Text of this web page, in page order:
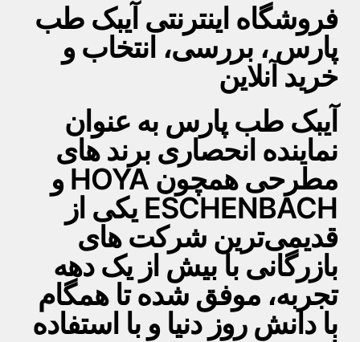
فروشگاه اینترنتی آیبک طب
پارس ، بررسی، انتخاب و
خرید آنلاین
آیبک طب پارس به عنوان
نماینده انحصاری برند های
مطرحی همچون HOYA و
ESCHENBACH یکی از
قدیمی‌ترین شرکت های
بازرگانی با بیش از یک دهه
تجربه، موفق شده تا همگام
با دانش روز دنیا و با استفاده